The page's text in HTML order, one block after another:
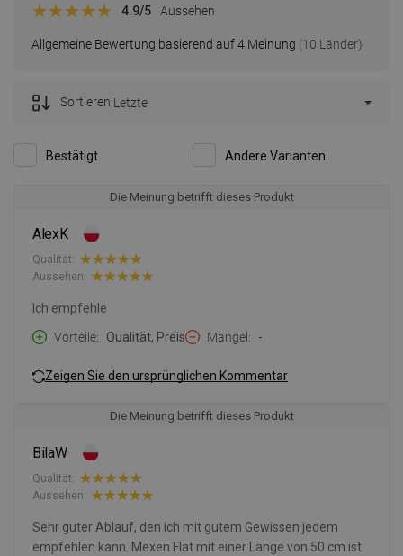
Allgemeine Bewertung basierend auf 4 Meinung (10 Länder)
4.9/5 Aussehen
Bestätigt Andere Varianten
Sortieren:Letzte
Die Meinung betrifft dieses Produkt
AlexK
Qualität:
Aussehen:
Ich empfehle
Vorteile
Qualität, Preis Mängel -
Zeigen Sie den ursprünglichen Kommentar
Die Meinung betrifft dieses Produkt
BilaW
Qualität:
Aussehen:
Sehr guter Ablauf, den ich mit gutem Gewissen jedem
empfehlen kann. Mexen Flat mit einer Länge von 50 cm ist